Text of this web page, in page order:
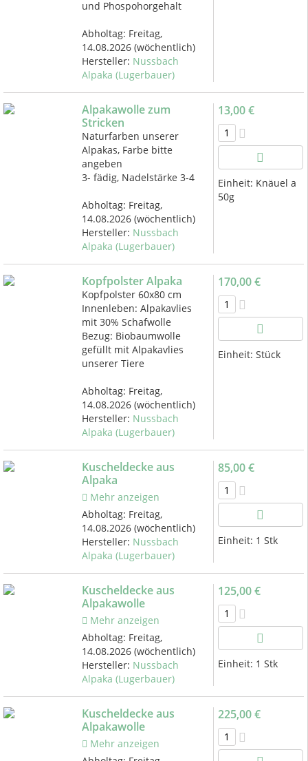
und Phospohorgehalt
Abholtag: Freitag,
14.08.2026(wöchentlich)
Hersteller: Nussbach
Alpaka (Lugerbauer)
Alpakawolle zum
Stricken
Naturfarben unserer
Alpakas, Farbe bitte
angeben
3- fädig, Nadelstärke 3-4
Abholtag: Freitag,
14.08.2026(wöchentlich)
Hersteller: Nussbach
Alpaka (Lugerbauer)
13,00 €
Einheit: Knäuel a
50g
Kopfpolster Alpaka
Kopfpolster 60x80 cm
Innenleben: Alpakavlies
mit 30% Schafwolle
Bezug: Biobaumwolle
gefüllt mit Alpakavlies
unserer Tiere
Abholtag: Freitag,
14.08.2026(wöchentlich)
Hersteller: Nussbach
Alpaka (Lugerbauer)
170,00 €
Einheit: Stück
Kuscheldecke aus
Alpaka
Mehr anzeigen
Abholtag: Freitag,
14.08.2026(wöchentlich)
Hersteller: Nussbach
Alpaka (Lugerbauer)
85,00 €
Einheit: 1 Stk
Kuscheldecke aus
Alpakawolle
Mehr anzeigen
Abholtag: Freitag,
14.08.2026(wöchentlich)
Hersteller: Nussbach
Alpaka (Lugerbauer)
125,00 €
Einheit: 1 Stk
Kuscheldecke aus
Alpakawolle
Mehr anzeigen
225,00 €